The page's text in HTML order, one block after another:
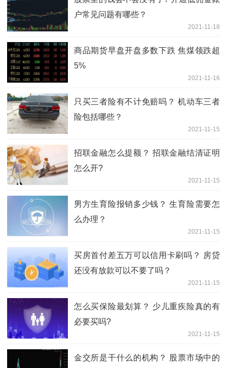
户常见问题有哪些？
2021-11-18
商品期货早盘开盘多数下跌 焦煤领跌超
5%
2021-11-16
只买三者险有不计免赔吗？ 机动车三者
险包括哪些？
2021-11-15
招联金融怎么提额？ 招联金融结清证明
怎么开?
2021-11-15
男方生育险报销多少钱？ 生育险需要怎
么办理？
2021-11-15
买房首付差五万可以信用卡刷吗？ 房贷
还没有放款可以不要了吗？
2021-11-15
怎么买保险最划算？ 少儿重疾险真的有
必要买吗?
2021-11-15
金交所是干什么的机构？ 股票市场中的